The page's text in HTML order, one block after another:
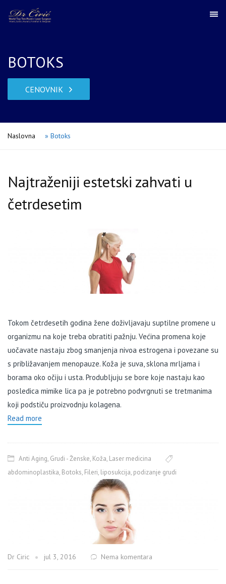
BOTOKS
CENOVNIK
Naslovna » Botoks
Najtraženiji estetski zahvati u
četrdesetim
Tokom četrdesetih godina žene doživljavaju suptilne promene u
organizmu na koje treba obratiti pažnju. Većina promena koje
uočavate nastaju zbog smanjenja nivoa estrogena i povezane su
s približavanjem menopauze. Koža je suva, sklona mrljama i
borama oko očiju i usta. Produbljuju se bore koje nastaju kao
posledica mimike lica pa je potrebno podvrgnuti se tretmanima
koji podstiču proizvodnju kolagena.
Read more
Anti Aging, Grudi - Ženske, Koža, Laser medicina
abdominoplastika, Botoks, Fileri, liposukcija, podizanje grudi
Dr Ciric jul 3, 2016 Nema komentara